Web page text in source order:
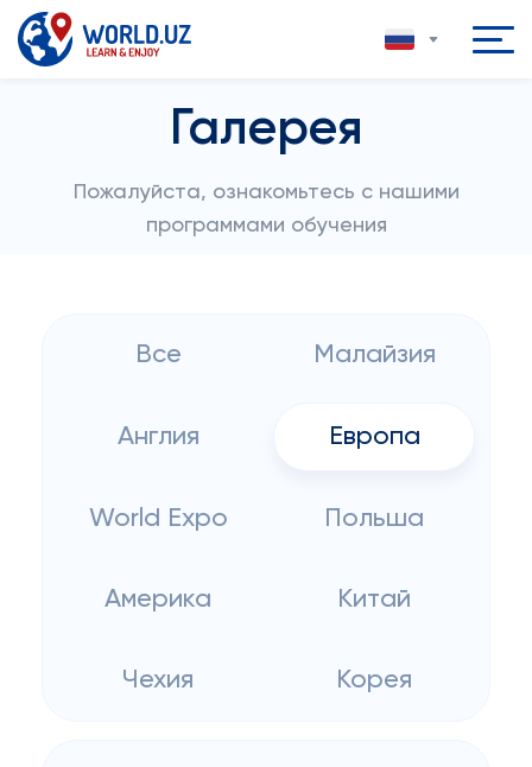
Галерея
Пожалуйста, ознакомьтесь с нашими
программами обучения
Все Малайзия
Англия Европа
World Expo Польша
Америка Китай
Чехия Корея